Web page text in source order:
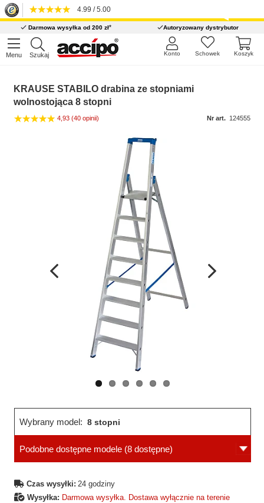
4.99 / 5.00
Darmowa wysyłka od 200 zł* Autoryzowany dystrybutor
Menu Szukaj Koszyk
Schowek
Konto
KRAUSE STABILO drabina ze stopniami
wolnostojąca 8 stopni
4,93 (40 opinii) Nr art. 124555
Wybrany model: 8 stopni
Podobne dostępne modele (8 dostępne)
Czas wysyłki: 24 godziny
Wysyłka: Darmowa wysyłka. Dostawa wyłącznie na terenie